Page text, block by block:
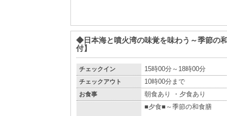
◆日本海と噴火湾の味覚を味わう～季節の
付】
チェックイン 15時00分～18時00分
チェックアウト 10時00分まで
お食事 朝食あり ・夕食あり
■夕食■～季節の和食膳